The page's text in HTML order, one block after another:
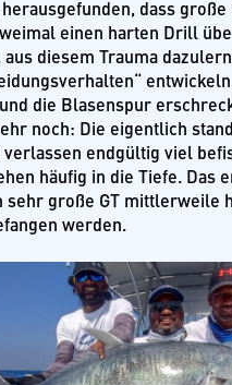
dass große
einen harten Drill
aus diesem Trauma
die Blasenspur
noch: Die eigentlich
verlassen endgültig viel
häufig in die Tiefe. Das
sehr große GT mittlerweile
werden.